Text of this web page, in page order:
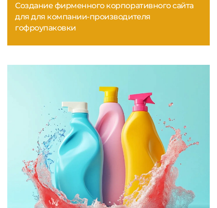
Создание фирменного корпоративного сайта
для для компании-производителя
гофроупаковки